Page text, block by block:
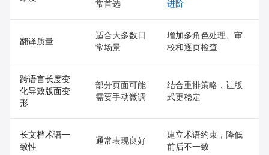
常首选
进阶
翻译质量
适合大多数日
常场景
增加多角色处理、审
校和逐页检查
跨语言长度变
化导致版面变
形
部分页面可能
需要手动微调
结合重排策略，让版
式更稳定
长文档术语一
致性
通常表现良好
建立术语约束，降低
前后不一致